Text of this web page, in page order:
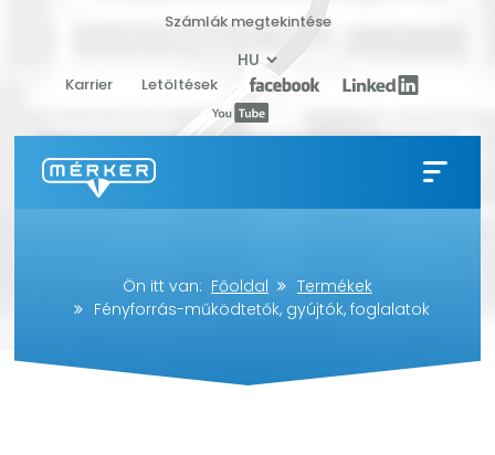
Számlák megtekintése
Karrier Letöltések
Ön itt van: Főoldal
Termékek
Fényforrás-működtetők, gyújtók, foglalatok